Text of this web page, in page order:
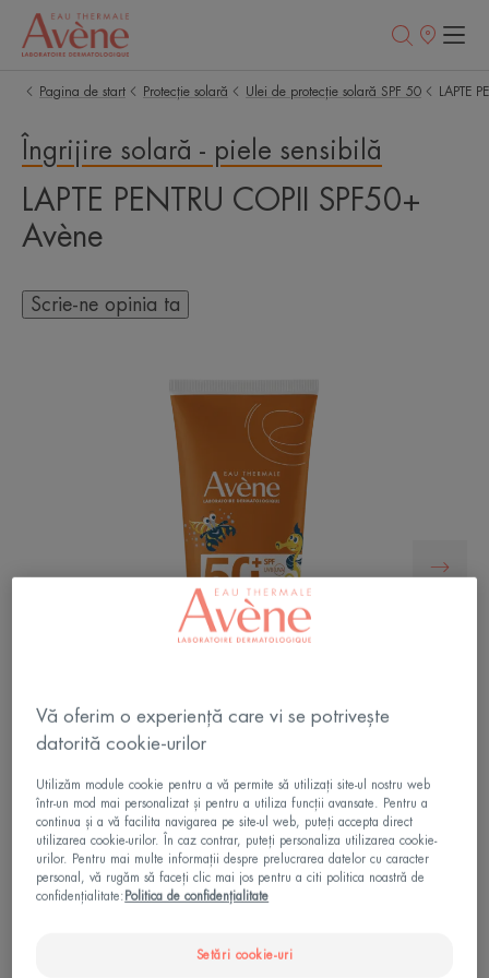
Retailerii
Pagina de start Protecție solară Ulei de protecție solară SPF 50 LAPTE
Îngrijire solară - piele sensibilă
LAPTE PENTRU COPII SPF50+
Avène
Scrie-ne opinia ta
LAPTELE PENTRU COPII REZISTENT SPF50+
oferă o protecție foarte ridicată pentru întreaga
familie, într-o formulă cu rezistență triplă.
Rezistență triplă: apă, nisip și transpirație.
Vă oferim o experiență care vi se potrivește
datorită cookie-urilor
Utilizăm module cookie pentru a vă permite să utilizați site-ul nostru web
într-un mod mai personalizat și pentru a utiliza funcții avansate. Pentru a
continua și a vă facilita navigarea pe site-ul web, puteți accepta direct
utilizarea cookie-urilor. În caz contrar, puteți personaliza utilizarea cookie-
urilor. Pentru mai multe informații despre prelucrarea datelor cu caracter
personal, vă rugăm să faceți clic mai jos pentru a citi politica noastră de
confidențialitate: Politica de confidențialitate
Setări cookie-uri